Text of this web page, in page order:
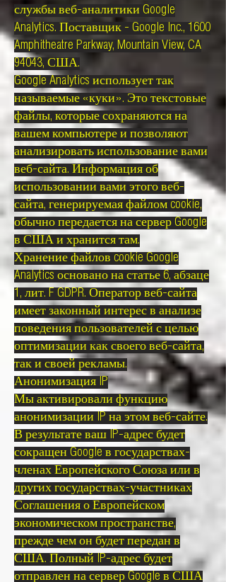
службы веб-аналитики Google
Analytics. Поставщик - Google Inc., 1600
Amphitheatre Parkway, Mountain View, CA
94043, США.
Google Analytics использует так
называемые «куки». Это текстовые
файлы, которые сохраняются на
вашем компьютере и позволяют
анализировать использование вами
веб-сайта. Информация об
использовании вами этого веб-
сайта, генерируемая файлом cookie,
обычно передается на сервер Google
в США и хранится там.
Хранение файлов cookie Google
Analytics основано на статье 6, абзаце
1, лит. F GDPR. Оператор веб-сайта
имеет законный интерес в анализе
поведения пользователей с целью
оптимизации как своего веб-сайта,
так и своей рекламы.
Анонимизация IP
Мы активировали функцию
анонимизации IP на этом веб-сайте.
В результате ваш IP-адрес будет
сокращен Google в государствах-
членах Европейского Союза или в
других государствах-участниках
Соглашения о Европейском
экономическом пространстве,
прежде чем он будет передан в
США. Полный IP-адрес будет
отправлен на сервер Google в США